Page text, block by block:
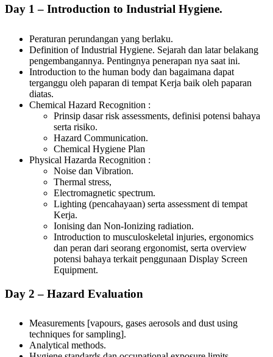
Day 1 – Introduction to Industrial Hygiene.
Peraturan perundangan yang berlaku.
Definition of Industrial Hygiene. Sejarah dan latar belakang
pengembangannya. Pentingnya penerapan nya saat ini.
Introduction to the human body dan bagaimana dapat
terganggu oleh paparan di tempat Kerja baik oleh paparan
diatas.
Chemical Hazard Recognition :
Prinsip dasar risk assessments, definisi potensi bahaya
serta risiko.
Hazard Communication.
Chemical Hygiene Plan
Physical Hazarda Recognition :
Noise dan Vibration.
Thermal stress,
Electromagnetic spectrum.
Lighting (pencahayaan) serta assessment di tempat
Kerja.
Ionising dan Non-Ionizing radiation.
Introduction to musculoskeletal injuries, ergonomics
dan peran dari seorang ergonomist, serta overview
potensi bahaya terkait penggunaan Display Screen
Equipment.
Day 2 – Hazard Evaluation
Measurements [vapours, gases aerosols and dust using
techniques for sampling].
Analytical methods.